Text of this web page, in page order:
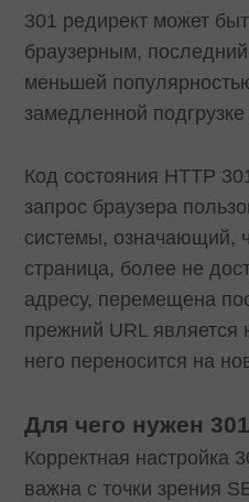
301 редирект может
браузерным, последний
меньшей
замедленной подгрузке
Код состояния HTTP
запрос браузера
системы, означающий,
страница, более не
адресу, перемещена
прежний URL является
него переносится на
Для чего нужен
Корректная настройка
важна с точки зрения